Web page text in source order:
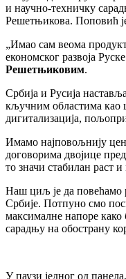
и научно-техничку
Решетњикова. Поповић
„Имао сам веома
економског развоја
Решетњиковим.
Србија и Русија
кључним областима као
дигитализација,
Имамо најповољнију
договорима двојице
то значи стабилан раст
Наш циљ је да повећамо
Србије. Потпуно смо
максималне напоре како
сарадњу на обострану
У паузи једног од